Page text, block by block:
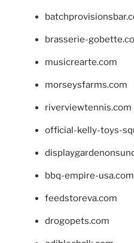
brasserie-
musicrearte.com
morseysfarms.com
riverviewtennis.com
official-kelly-toys-
bbq-empire-usa.com
feedstoreva.com
drogopets.com